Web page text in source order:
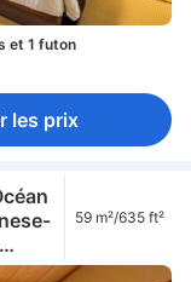
et 1 futon
les prix
59 m²/635 ft²